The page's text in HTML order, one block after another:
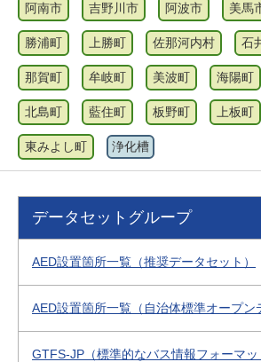
阿南市 吉野川市 阿波市 美馬
勝浦町 上勝町 佐那河内村 石
那賀町 牟岐町 美波町 海陽町
北島町 藍住町 板野町 上板町
東みよし町 浄化槽
データセットグループ
AED設置箇所一覧（推奨データセット）
AED設置箇所一覧（自治体標準オープン
GTFS-JP（標準的なバス情報フォーマッ